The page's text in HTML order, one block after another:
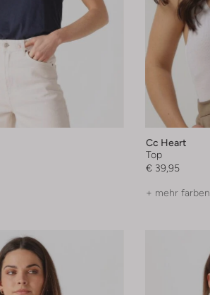
Cc Heart
Top
€ 39,95
+ mehr farben